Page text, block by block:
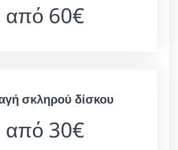
από 60€
σκληρού δίσκου
από 30€